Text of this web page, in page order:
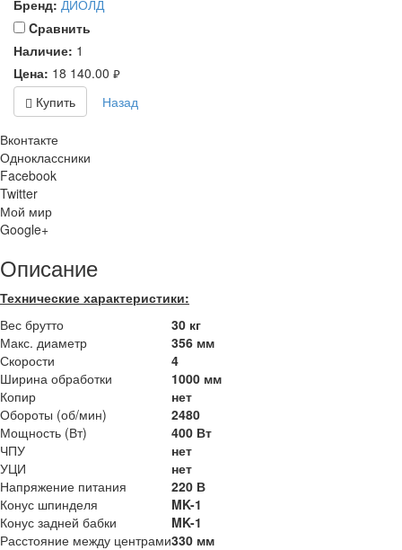
Бренд: ДИОЛД
Cравнить
Наличие: 1
Цена: 18 140.00 руб.
Купить Назад
Вконтакте
Одноклассники
Facebook
Twitter
Мой мир
Google+
Описание
Технические характеристики:
Вес брутто
30 кг
Макс. диаметр
356 мм
Скорости
4
Ширина обработки
1000 мм
Копир
нет
Обороты (об/мин)
2480
Мощность (Вт)
400 Вт
ЧПУ
нет
УЦИ
нет
Напряжение питания
220 В
Конус шпинделя
MK-1
Конус задней бабки
MK-1
Расстояние между центрами330 мм